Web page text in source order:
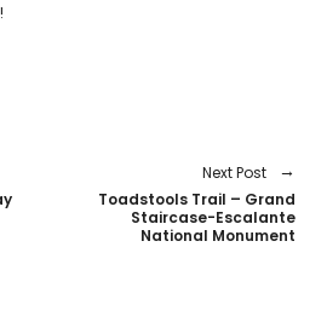
Next Post
Toadstools Trail – Grand
Staircase-Escalante
National Monument